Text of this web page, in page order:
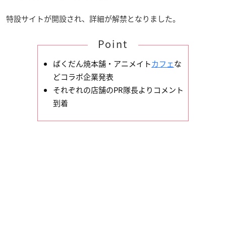
特設サイトが開設され、詳細が解禁となりました。
Point
ばくだん焼本舗・アニメイトカフェな
どコラボ企業発表
それぞれの店舗のPR隊長よりコメント
到着